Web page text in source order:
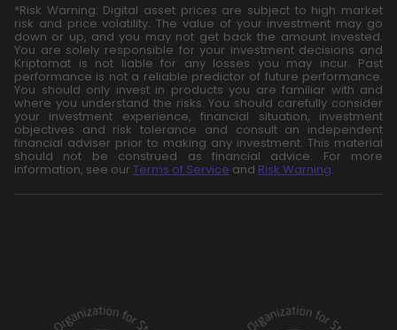
*Risk Warning: Digital asset prices are subject to high market
risk and price volatility. The value of your investment may go
down or up, and you may not get back the amount invested.
You are solely responsible for your investment decisions and
Kriptomat is not liable for any losses you may incur. Past
performance is not a reliable predictor of future performance.
You should only invest in products you are familiar with and
where you understand the risks. You should carefully consider
your investment experience, financial situation, investment
objectives and risk tolerance and consult an independent
financial adviser prior to making any investment. This material
should not be construed as financial advice. For more
information, see our Terms of Service and Risk Warning.